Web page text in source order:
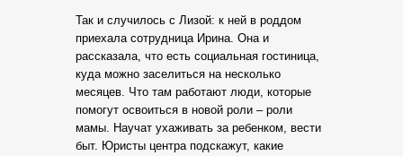
Так и случилось с Лизой: к ней в роддом
приехала сотрудница Ирина. Она и
рассказала, что есть социальная гостиница,
куда можно заселиться на несколько
месяцев. Что там работают люди, которые
помогут освоиться в новой роли – роли
мамы. Научат ухаживать за ребенком, вести
быт. Юристы центра подскажут, какие